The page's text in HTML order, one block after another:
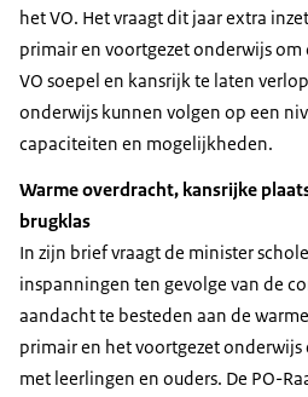
het VO. Het vraagt dit jaar extra
primair en voortgezet onderwijs om
VO soepel en kansrijk te laten
onderwijs kunnen volgen op een
capaciteiten en mogelijkheden.
Warme overdracht, kansrijke
brugklas
In zijn brief vraagt de minister
inspanningen ten gevolge van de
aandacht te besteden aan de
primair en het voortgezet onderwijs
met leerlingen en ouders. De PO-